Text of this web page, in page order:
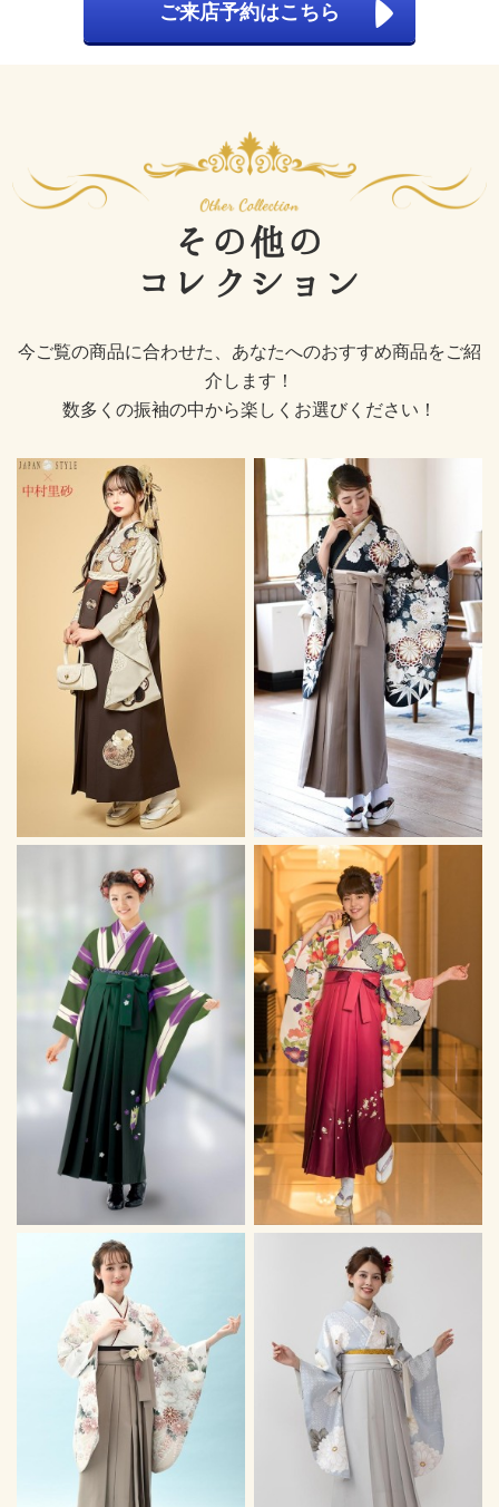
ご来店予約はこちら
その他の
コレクション
今ご覧の商品に合わせた、あなたへのおすすめ商品をご紹
介します！
数多くの振袖の中から楽しくお選びください！